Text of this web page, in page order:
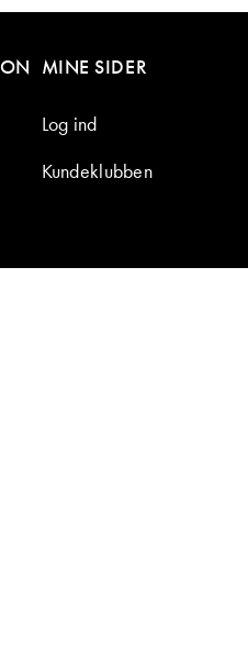
MINE SIDER
Log ind
Kundeklubben